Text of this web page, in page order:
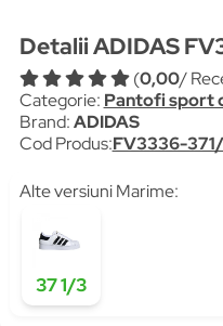
Detalii ADIDAS
(0,00/
Categorie: Pantofi sport
Brand:ADIDAS
Cod Produs:FV3336-
Alte versiuni Marime:
37 1/3